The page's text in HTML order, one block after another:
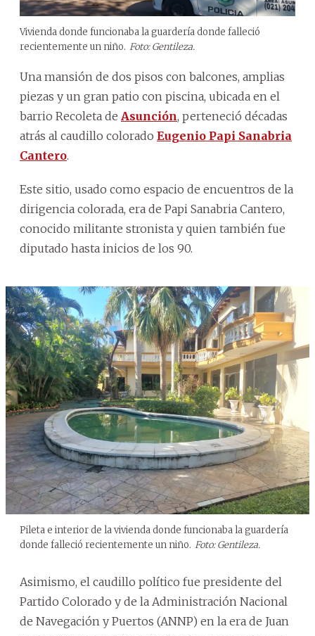
Vivienda donde funcionaba la guardería donde falleció
recientemente un niño. Foto: Gentileza.
Una mansión de dos pisos con balcones, amplias
piezas y un gran patio con piscina, ubicada en el
barrio Recoleta de Asunción, perteneció décadas
atrás al caudillo colorado Eugenio Papi Sanabria
Cantero.
Este sitio, usado como espacio de encuentros de la
dirigencia colorada, era de Papi Sanabria Cantero,
conocido militante stronista y quien también fue
diputado hasta inicios de los 90.
Pileta e interior de la vivienda donde funcionaba la guardería
donde falleció recientemente un niño. Foto: Gentileza.
Asimismo, el caudillo político fue presidente del
Partido Colorado y de la Administración Nacional
de Navegación y Puertos (ANNP) en la era de Juan